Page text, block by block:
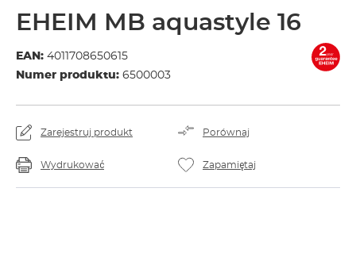
EHEIM MB aquastyle 16
EAN: 4011708650615
Numer produktu: 6500003
Zarejestruj produkt Porównaj
Wydrukować Zapamiętaj